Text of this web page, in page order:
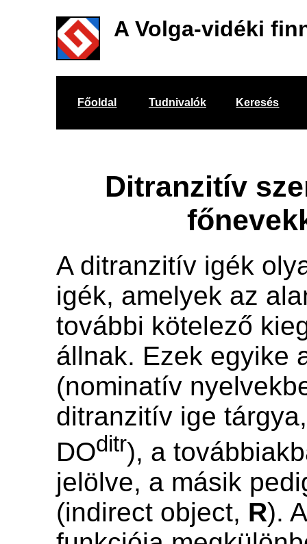
A Volga-vidéki
Főoldal Tudnivalók Keresés
Ditranzitív
A ditranzitív igék
igék, amelyek az
további kötelező
állnak. Ezek egyike
(nominatív
ditranzitív ige
DOditr), a
jelölve, a másik
(indirect object, R).